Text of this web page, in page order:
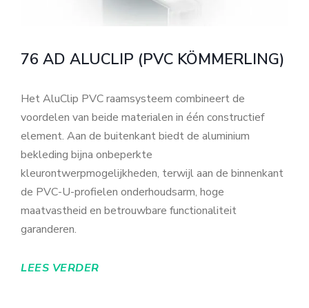
76 AD ALUCLIP (PVC KÖMMERLING)
Het AluClip PVC raamsysteem combineert de
voordelen van beide materialen in één constructief
element. Aan de buitenkant biedt de aluminium
bekleding bijna onbeperkte
kleurontwerpmogelijkheden, terwijl aan de binnenkant
de PVC-U-profielen onderhoudsarm, hoge
maatvastheid en betrouwbare functionaliteit
garanderen.
LEES VERDER